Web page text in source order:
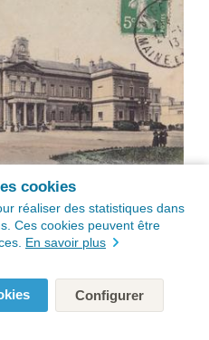
cookies
réaliser des statistiques dans
Ces cookies peuvent être
En savoir plus
Configurer